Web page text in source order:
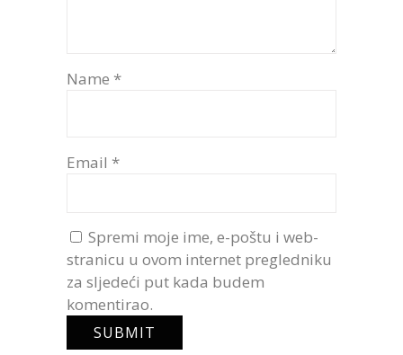
Name *
Email *
Spremi moje ime, e-poštu i web-
stranicu u ovom internet pregledniku
za sljedeći put kada budem
komentirao.